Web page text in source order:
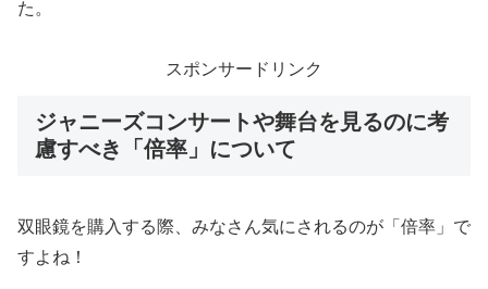
た。
スポンサードリンク
ジャニーズコンサートや舞台を見るのに考
慮すべき「倍率」について
双眼鏡を購入する際、みなさん気にされるのが「倍率」で
すよね！